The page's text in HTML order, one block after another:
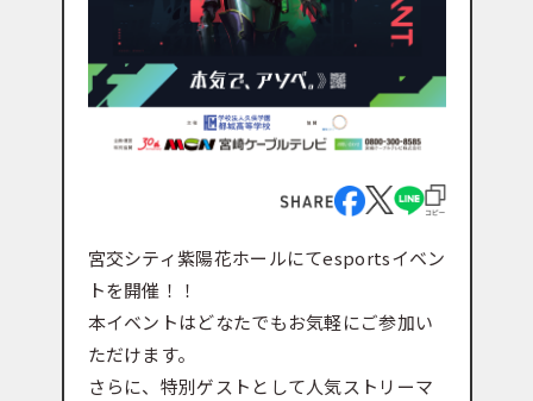
宮交シティ紫陽花ホールにてesportsイベン
トを開催！！
本イベントはどなたでもお気軽にご参加い
ただけます。
さらに、特別ゲストとして人気ストリーマ